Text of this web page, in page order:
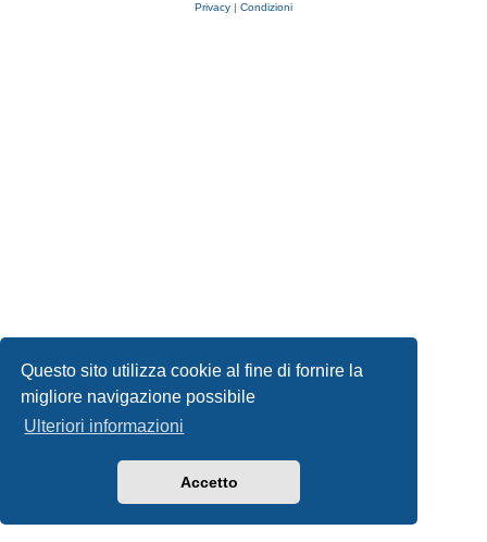
Questo sito utilizza cookie al fine di fornire la
migliore navigazione possibile
Ulteriori informazioni
Accetto
Privacy | Condizioni